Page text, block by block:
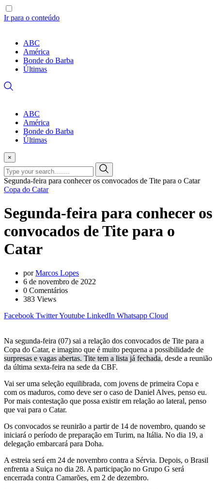
Ir para o conteúdo
ABC
América
Bonde do Barba
Últimas
ABC
América
Bonde do Barba
Últimas
×
Segunda-feira para conhecer os convocados de Tite para o Catar
Copa do Catar
Segunda-feira para conhecer os
convocados de Tite para o
Catar
porMarcos Lopes
6 de novembro de 2022
0 Comentários
383 Views
Facebook TwitterYoutube LinkedIn Whatsapp Cloud
Na segunda-feira (07) sai a relação dos convocados de Tite para a
Copa do Catar, e imagino que é muito pequena a possibilidade de
surpresas e vagas abertas. Tite tem a lista já fechada, desde a reunião
da última sexta-feira na sede da CBF.
Vai ser uma seleção equilibrada, com jovens de primeira Copa e
com os maduros, como deve ser o caso de Daniel Alves, penso eu.
Por mais contestação que possa existir em relação ao lateral, penso
que vai para o Catar.
Os convocados se reunirão a partir de 14 de novembro, quando se
iniciará o período de preparação em Turim, na Itália. No dia 19, a
delegação embarcará para Doha.
A estreia será em 24 de novembro contra a Sérvia. Depois, o Brasil
enfrenta a Suiça no dia 28. A participação no Grupo G será
encerrada contra Camarões, em 2 de dezembro.